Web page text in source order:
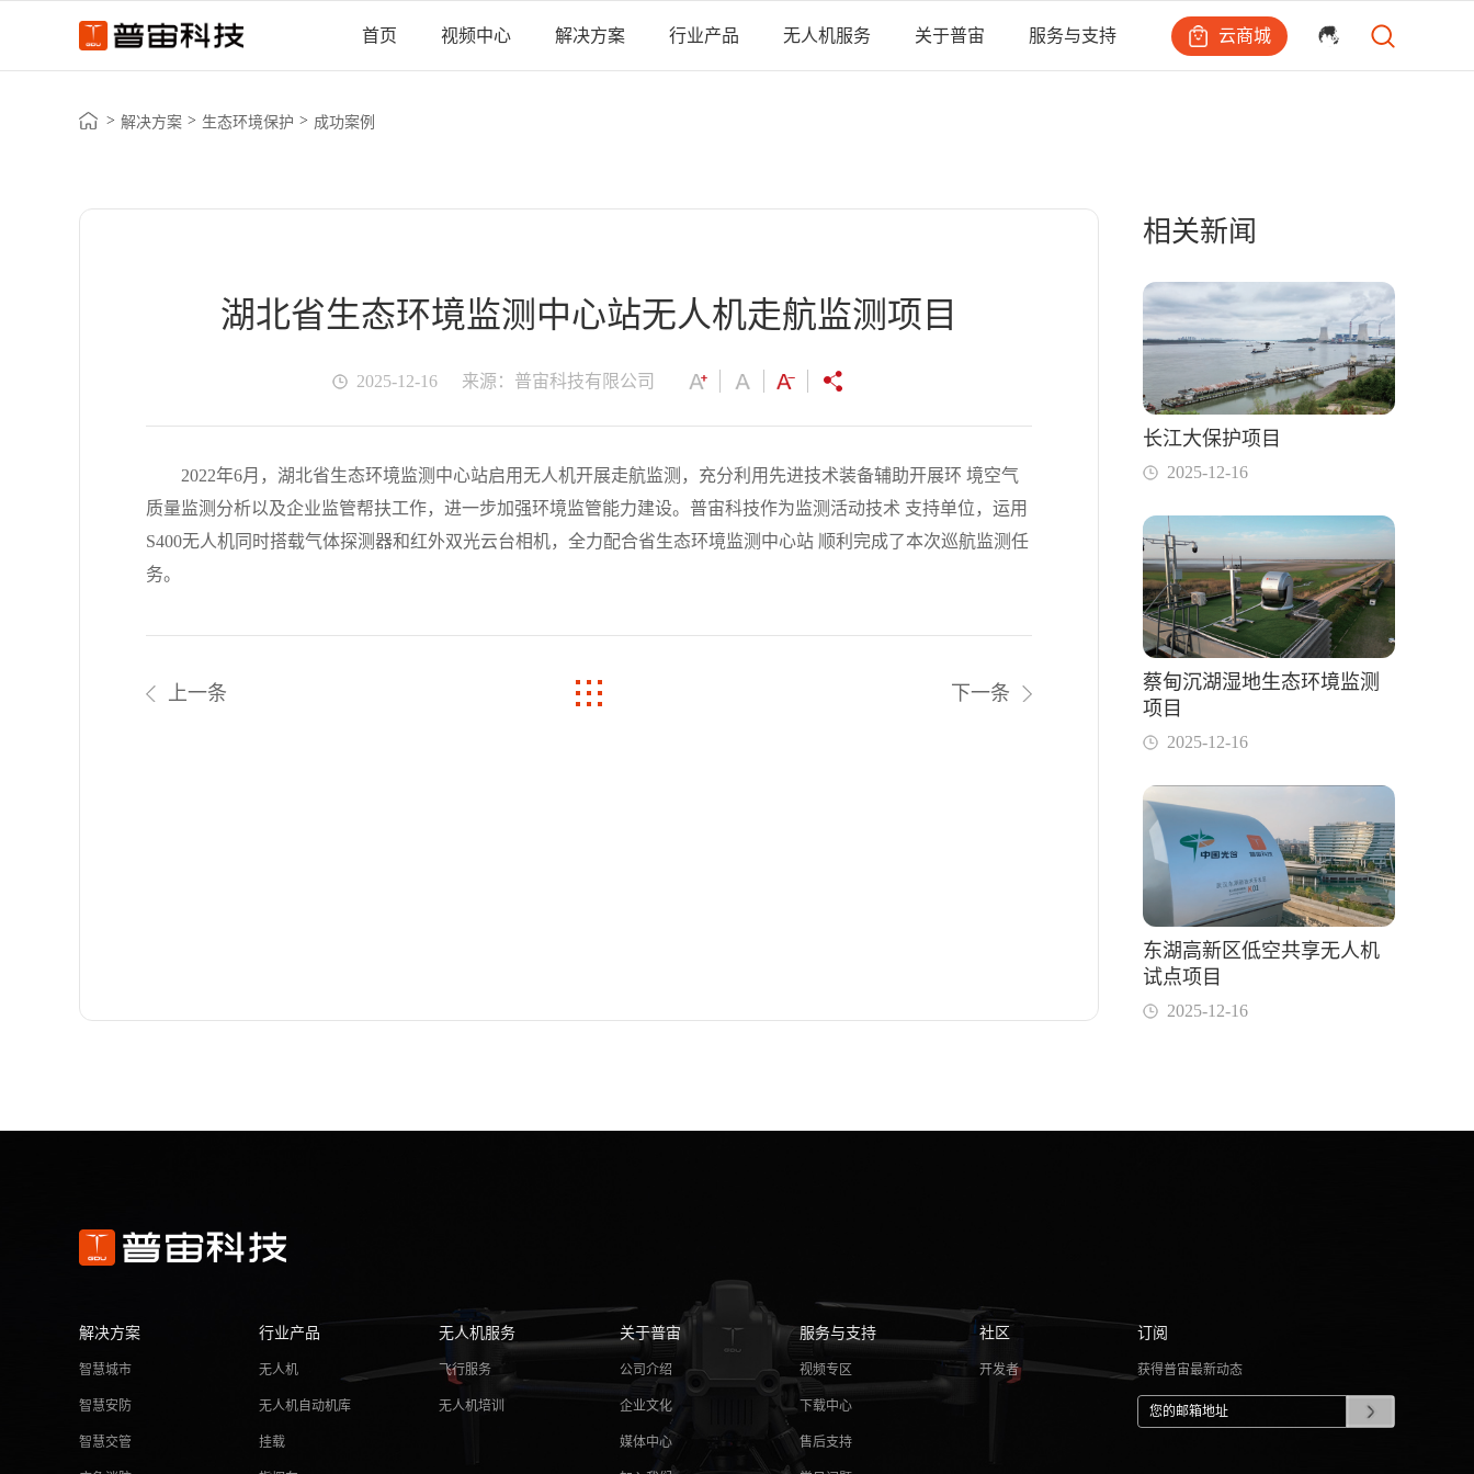
首页 视频中心 解决方案 行业产品 无人机服务 关于普宙 服务与支持 云商城
> 解决方案 > 生态环境保护 > 成功案例
湖北省生态环境监测中心站无人机走航监测项目
2025-12-16 来源：普宙科技有限公司
2022年6月，湖北省生态环境监测中心站启用无人机开展走航监测，充分利用先进技术装备辅助开展环 境空气
质量监测分析以及企业监管帮扶工作，进一步加强环境监管能力建设。普宙科技作为监测活动技术 支持单位，运用
S400无人机同时搭载气体探测器和红外双光云台相机，全力配合省生态环境监测中心站 顺利完成了本次巡航监测任
务。
上一条 下一条
相关新闻
长江大保护项目
2025-12-16
蔡甸沉湖湿地生态环境监测
项目
2025-12-16
东湖高新区低空共享无人机
试点项目
2025-12-16
解决方案
智慧城市
智慧安防
智慧交管
行业产品
无人机
无人机自动机库
挂载
无人机服务
飞行服务
无人机培训
关于普宙
公司介绍
企业文化
媒体中心
服务与支持
视频专区
下载中心
售后支持
社区
开发者
订阅
获得普宙最新动态